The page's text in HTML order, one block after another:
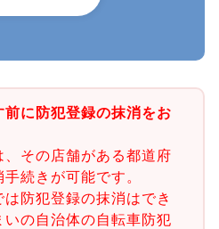
に防犯登録の抹消をお
その店舗がある都道府
続きが可能です。
防犯登録の抹消はでき
の自治体の自転車防犯